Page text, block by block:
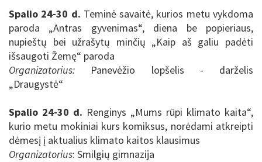
Spalio 24-30 d. Teminė savaitė, kurios metu vykdoma
paroda „Antras gyvenimas“, diena be popieriaus,
nupieštų bei užrašytų minčių „Kaip aš galiu padėti
išsaugoti Žemę“ paroda
Organizatorius: Panevėžio lopšelis - darželis
„Draugystė“
Spalio 24-30 d. Renginys „Mums rūpi klimato kaita“,
kurio metu mokiniai kurs komiksus, norėdami atkreipti
dėmesį į aktualius klimato kaitos klausimus
Organizatorius: Smilgių gimnazija